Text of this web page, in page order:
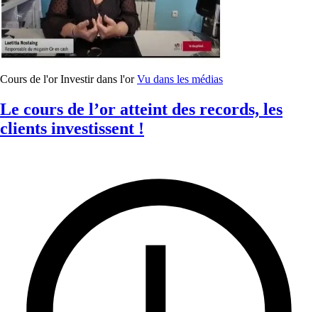
Cours de l'or Investir dans l'or Vu dans les médias
Le cours de l’or atteint des records, les
clients investissent !